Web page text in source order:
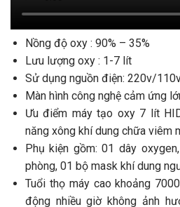
Nồng độ oxy : 90% – 35%
Lưu lượng oxy : 1-7 lít
Sử dụng nguồn điện: 220v/
Màn hình công nghệ cảm ứng
Ưu điểm máy tạo oxy 7 lít
năng xông khí dung chữa viêm
Phụ kiện gồm: 01 dây
phòng, 01 bộ mask khí dung
Tuổi thọ máy cao khoảng
động nhiều giờ không ảnh